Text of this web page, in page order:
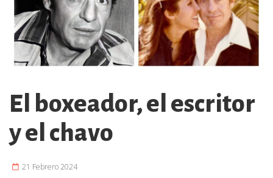
El boxeador, el escritor
y el chavo
21 Febrero 2024